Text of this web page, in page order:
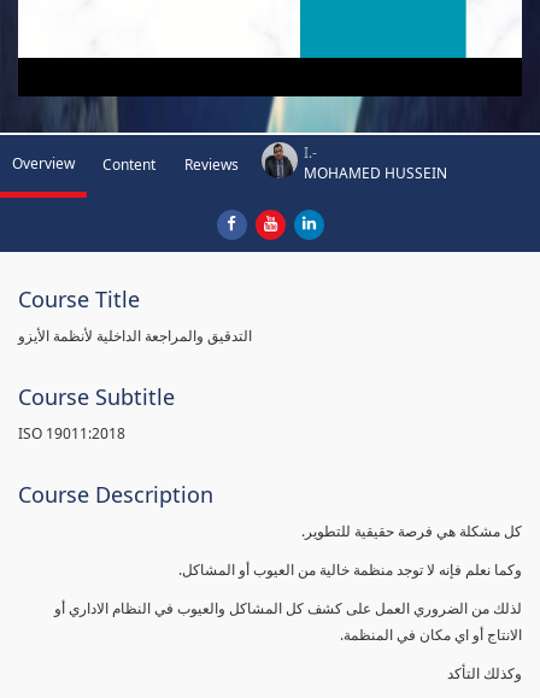
Overview Content Reviews
I.-
MOHAMED HUSSEIN
Course Title
التدقيق والمراجعة الداخلية لأنظمة الأيزو
Course Subtitle
ISO 19011:2018
Course Description
كل مشكلة هي فرصة حقيقية للتطوير.
وكما نعلم فإنه لا توجد منظمة خالية من العيوب أو المشاكل.
لذلك من الضروري العمل على كشف كل المشاكل والعيوب في النظام الاداري أو
الانتاج أو اي مكان في المنظمة.
وكذلك التأكد